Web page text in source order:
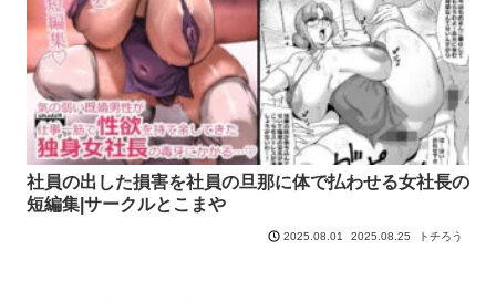
社員の出した損害を社員の旦那に体で払わせる女社長の
短編集|サークルとこまや
2025.08.01 2025.08.25 トチろう